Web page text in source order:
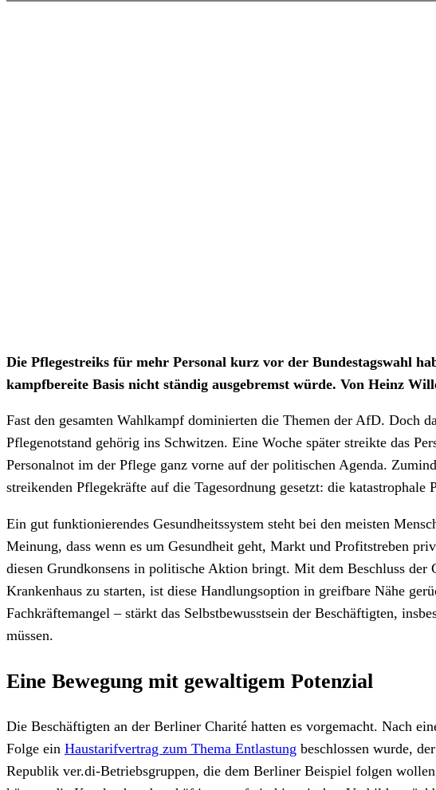
Die Pflegestreiks für mehr Personal kurz vor der Bundestagswahl
kampfbereite Basis nicht ständig ausgebremst würde. Von Heinz
Fast den gesamten Wahlkampf dominierten die Themen der AfD. Doch
Pflegenotstand gehörig ins Schwitzen. Eine Woche später streikte das
Personalnot im der Pflege ganz vorne auf der politischen Agenda.
streikenden Pflegekräfte auf die Tagesordnung gesetzt: die
Ein gut funktionierendes Gesundheitssystem steht bei den meisten
Meinung, dass wenn es um Gesundheit geht, Markt und Profitstreben
diesen Grundkonsens in politische Aktion bringt. Mit dem Beschluss
Krankenhaus zu starten, ist diese Handlungsoption in greifbare Nähe
Fachkräftemangel – stärkt das Selbstbewusstsein der Beschäftigten,
müssen.
Eine Bewegung mit gewaltigem Potenzial
Die Beschäftigten an der Berliner Charité hatten es vorgemacht. Nach
Folge ein Haustarifvertrag zum Thema Entlastung beschlossen wurde,
Republik ver.di-Betriebsgruppen, die dem Berliner Beispiel folgen